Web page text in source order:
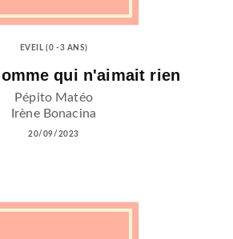
EVEIL (0 -3 ANS)
qui n'aimait rien
Pépito Matéo
Irène Bonacina
20/09/2023